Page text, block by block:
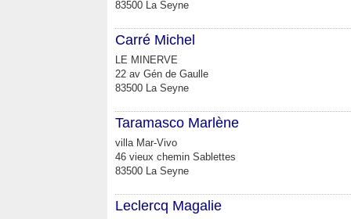
83500 La Seyne
Carré Michel
LE MINERVE
22 av Gén de Gaulle
83500 La Seyne
Taramasco Marlène
villa Mar-Vivo
46 vieux chemin Sablettes
83500 La Seyne
Leclercq Magalie